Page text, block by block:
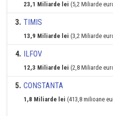
23,1 Miliarde lei (5,2 Miliarde
3. TIMIS
13,9 Miliarde lei (3,2 Miliarde
4. ILFOV
12,3 Miliarde lei (2,8 Miliarde
5. CONSTANTA
1,8 Miliarde lei (413,8 milioane